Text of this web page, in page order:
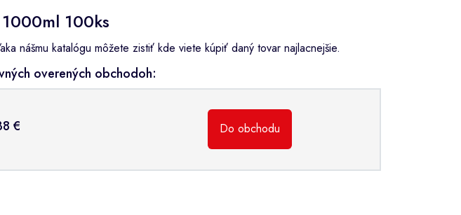
100ks
nášmu katalógu môžete zistiť kde viete kúpiť daný tovar najlacnejšie.
overených obchodoh:
€ Do obchodu